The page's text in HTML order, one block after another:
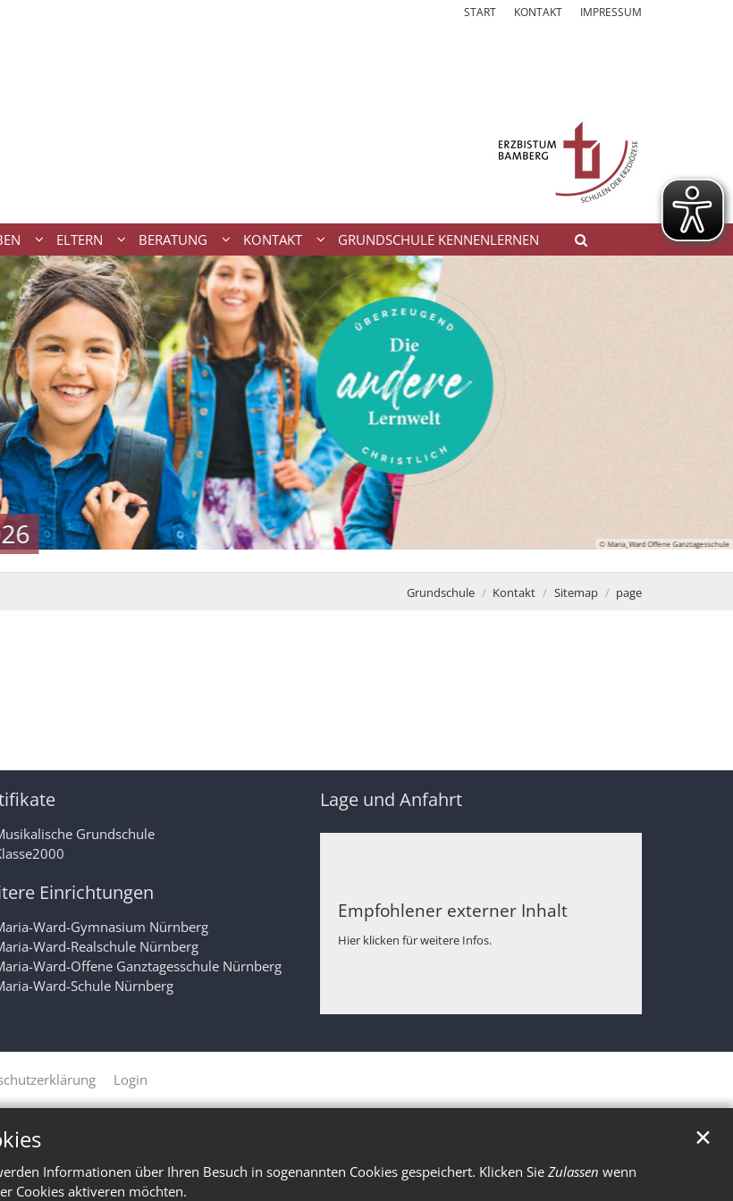
Informationen über Ihren Besuch in sogenannten Cookies gespeichert. Klicken Sie Zulassen wenn
Cookies aktiveren möchten.
✕
START KONTAKT IMPRESSUM
ELTERN BERATUNG KONTAKT GRUNDSCHULE KENNENLERNEN
© Maria_Ward Offene Ganztagesschule
Grundschule Kontakt Sitemap page
Grundschule
Einrichtungen
Ward-Gymnasium Nürnberg
Ward-Realschule Nürnberg
Ward-Offene Ganztagesschule Nürnberg
Ward-Schule Nürnberg
Lage und Anfahrt
Empfohlener externer Inhalt
Hier klicken für weitere Infos.
Login